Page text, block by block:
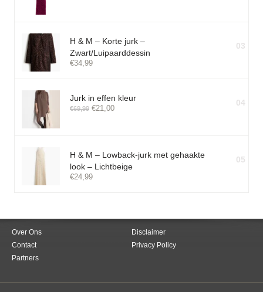
H & M – Korte jurk –
Zwart/Luipaarddessin
€34,99
03
Jurk in effen kleur
€69,99 €21,00
04
H & M – Lowback-jurk met gehaakte
look – Lichtbeige
€24,99
05
Over Ons
Disclaimer
Contact
Privacy Policy
Partners